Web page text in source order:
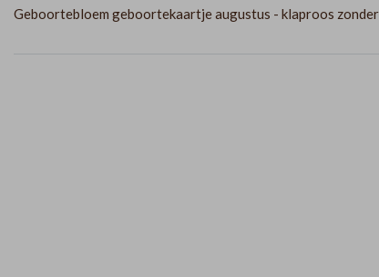
Geboortebloem geboortekaartje augustus - klaproos